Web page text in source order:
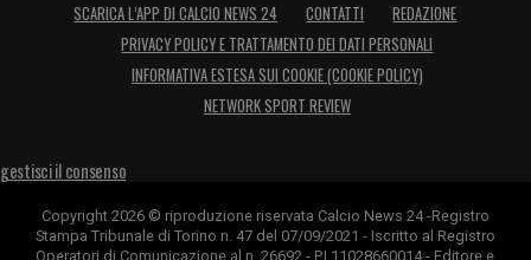
SCARICA L’APP DI CALCIO NEWS 24 CONTATTI
REDAZIONE
PRIVACY POLICY E TRATTAMENTO DEI DATI PERSONALI
INFORMATIVA ESTESA SUI COOKIE (COOKIE POLICY)
NETWORK SPORT REVIEW
gestisci il consenso
Copyright 2026 © riproduzione riservata Calcio News 24 -Registro
Stampa Tribunale di Torino n. 47 del 07/09/2021 - Iscritto al Registro
Operatori di Comunicazione al n. 26692 - P.I.11028660014 - Editore e